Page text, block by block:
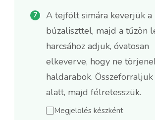
A tejfölt simára keverjük a
búzaliszttel, majd a tűzön
harcsához adjuk, óvatosan
elkeverve, hogy ne
haldarabok.
alatt, majd félretesszük.
Megjelölés készként